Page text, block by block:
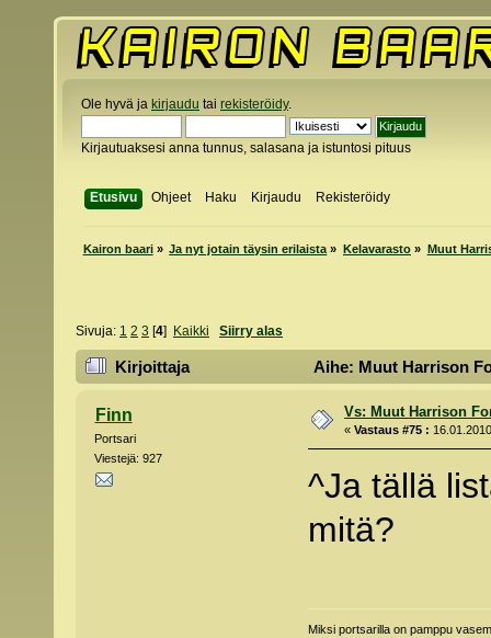
Ole hyvä ja kirjaudu tai rekisteröidy.
Kirjautuaksesi anna tunnus, salasana ja istuntosi pituus
Etusivu Ohjeet Haku Kirjaudu Rekisteröidy
Kairon baari» Ja nyt jotain täysin erilaista » Kelavarasto» Muut
Sivuja: 1 2 3 [4] Kaikki Siirry alas
Kirjoittaja Aihe: Muut Harrison
Finn
Portsari
Viestejä: 927
Vs: Muut Harrison
«Vastaus #75 :
^Ja tällä
mitä?
Miksi portsarilla on pamppu